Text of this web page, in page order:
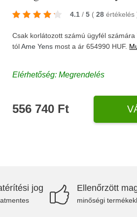
4.1 / 5 ( 28 értékelés
Csak korlátozott számú ügyfél
tólAme Yens most a ár 654990 HUF.
Elérhetőség: Megrendelés
556 740 Ft
jog Ellenőrzött
minőségi